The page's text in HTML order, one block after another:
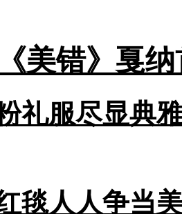
美错》戛
礼服尽显典
毯人人争当